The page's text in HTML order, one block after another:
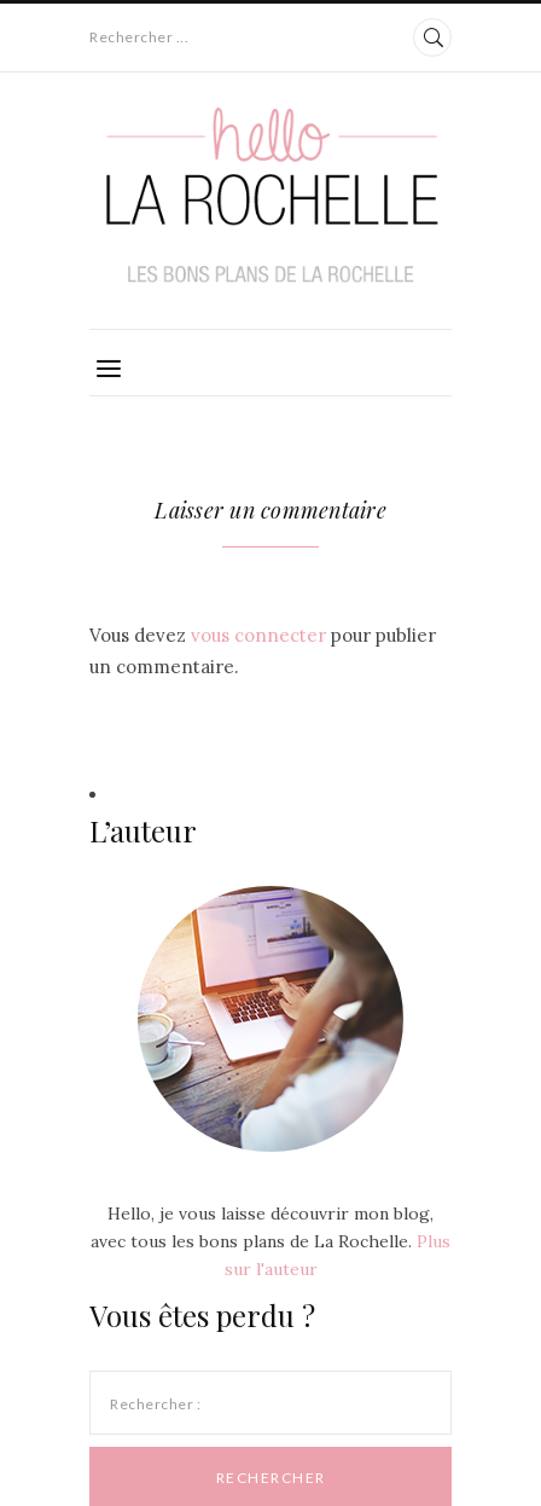
Rechercher ...
Laisser un commentaire
Vous devez vous connecter pour publier
un commentaire.
L’auteur
Hello, je vous laisse découvrir mon blog,
avec tous les bons plans de La Rochelle. Plus
sur l'auteur
Vous êtes perdu ?
Rechercher :